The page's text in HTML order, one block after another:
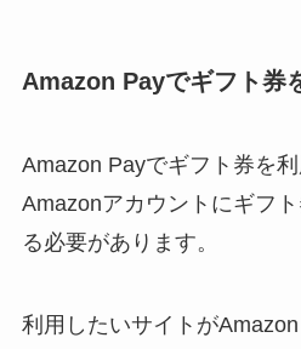
Amazon Payでギフト券
Amazon Payでギフト券を
Amazonアカウントにギフ
る必要があります。
利用したいサイトが